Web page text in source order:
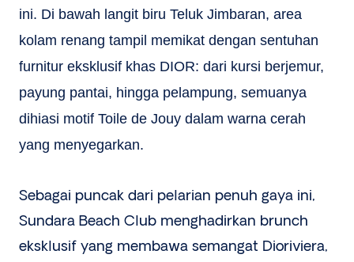
ini. Di bawah langit biru Teluk Jimbaran, area
kolam renang tampil memikat dengan sentuhan
furnitur eksklusif khas DIOR: dari kursi berjemur,
payung pantai, hingga pelampung, semuanya
dihiasi motif Toile de Jouy dalam warna cerah
yang menyegarkan.
Sebagai puncak dari pelarian penuh gaya ini,
Sundara Beach Club menghadirkan brunch
eksklusif yang membawa semangat Dioriviera,